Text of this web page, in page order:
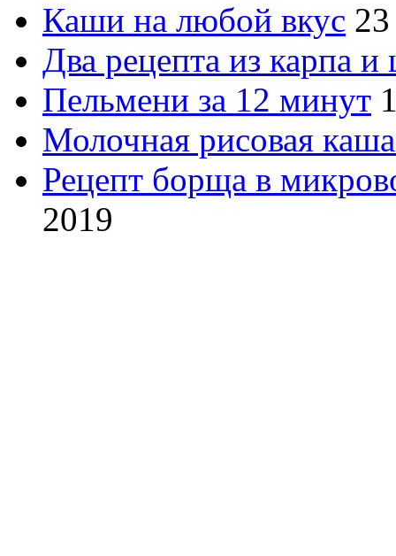
Каши на любой вкус
Два рецепта из карпа
Пельмени за 12 минут
Молочная рисовая
Рецепт борща в
2019